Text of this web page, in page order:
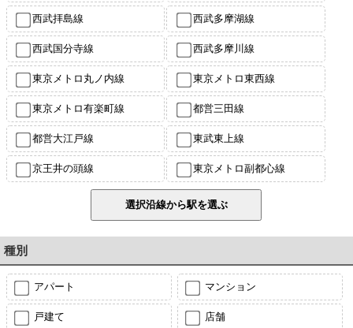
西武拝島線 西武多摩湖線
西武国分寺線 西武多摩川線
東京メトロ丸ノ内線 東京メトロ東西線
東京メトロ有楽町線 都営三田線
都営大江戸線 東武東上線
京王井の頭線 東京メトロ副都心線
種別
アパート マンション
戸建て 店舗